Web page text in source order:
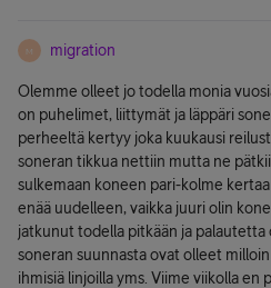
M migration
Olemme olleet jo todella monia
on puhelimet, liittymät ja läppäri
perheeltä kertyy joka kuukausi
soneran tikkua nettiin mutta ne
sulkemaan koneen pari-kolme
enää uudelleen, vaikka juuri olin
jatkunut todella pitkään ja
soneran suunnasta ovat olleet
ihmisiä linjoilla yms. Viime viikolla en